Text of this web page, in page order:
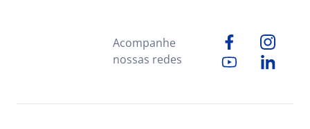
Acompanhe
nossas redes